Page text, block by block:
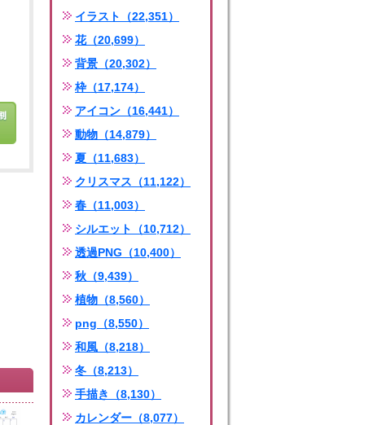
イラスト（22,351）
花（20,699）
背景（20,302）
枠（17,174）
アイコン（16,441）
動物（14,879）
夏（11,683）
クリスマス（11,122）
春（11,003）
シルエット（10,712）
透過PNG（10,400）
秋（9,439）
植物（8,560）
png（8,550）
和風（8,218）
冬（8,213）
手描き（8,130）
カレンダー（8,077）